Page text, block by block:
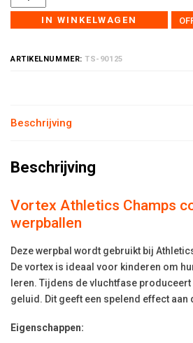
IN WINKELWAGEN
ARTIKELNUMMER:TS-90125
Beschrijving
Beschrijving
Vortex Athletics Champs
werpballen
Deze werpbal wordt gebruikt bij
De vortex is ideaal voor kinderen om
leren. Tijdens de vluchtfase produceert
geluid. Dit geeft een spelend effect
Eigenschappen: